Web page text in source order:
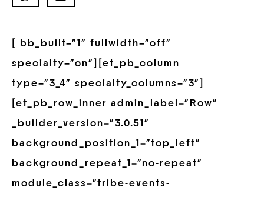
[ bb_built=”1″ fullwidth=”off”
specialty=”on”][et_pb_column
type=”3_4″ specialty_columns=”3″]
[et_pb_row_inner admin_label=”Row”
_builder_version=”3.0.51″
background_position_1=”top_left”
background_repeat_1=”no-repeat”
module_class=”tribe-events-